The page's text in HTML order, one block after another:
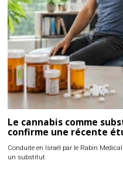
Le cannabis comme
confirme une récente
Conduite en Israël par le Rabin
un substitut